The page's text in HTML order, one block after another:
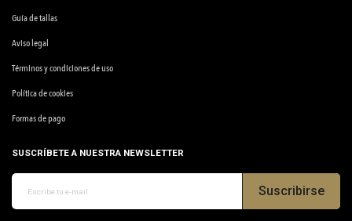
Guía de tallas
Aviso legal
Términos y condiciones de uso
Política de cookies
Formas de pago
SUSCRÍBETE A NUESTRA NEWSLETTER
Suscribirse